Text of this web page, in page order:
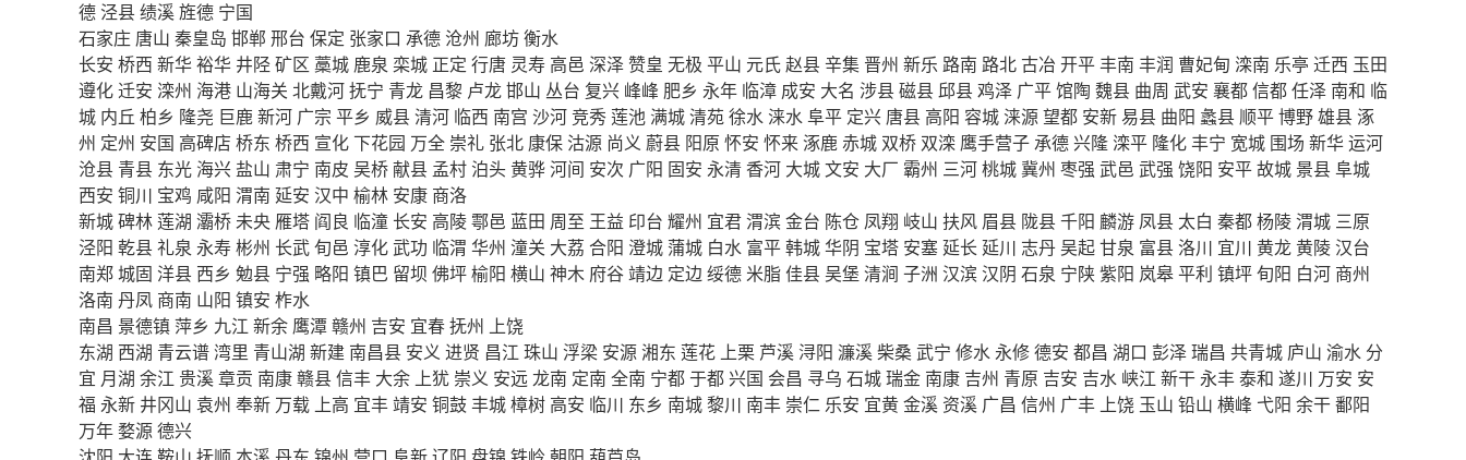
德 泾县绩溪旌德 宁国
石家庄 唐山 秦皇岛 邯郸 邢台 保定 张家口 承德 沧州 廊坊衡水
长安 桥西 新华裕华 井陉矿区 藁城 鹿泉 栾城 正定 行唐 灵寿 高邑 深泽 赞皇 无极 平山 元氏赵县辛集 晋州 新乐 路南 路北古冶 开平丰南 丰润 曹妃甸 滦南 乐亭 迁西 玉田
遵化迁安 滦州 海港 山海关 北戴河抚宁 青龙 昌黎 卢龙邯山 丛台 复兴 峰峰 肥乡 永年 临漳 成安 大名 涉县磁县邱县鸡泽 广平馆陶 魏县 曲周 武安 襄都信都任泽 南和 临
城 内丘 柏乡 隆尧 巨鹿新河 广宗 平乡 威县清河 临西 南宫 沙河竞秀莲池 满城清苑徐水 涞水阜平 定兴 唐县 高阳 容城 涞源望都 安新易县 曲阳 蠡县 顺平博野雄县涿
州 定州 安国 高碑店 桥东 桥西 宣化下花园 万全 崇礼 张北 康保 沽源 尚义 蔚县 阳原 怀安 怀来涿鹿赤城 双桥 双滦 鹰手营子承德兴隆 滦平 隆化丰宁 宽城 围场 新华运河
沧县 青县 东光 海兴 盐山 肃宁 南皮 吴桥献县 孟村 泊头黄骅河间 安次 广阳 固安 永清 香河 大城文安 大厂 霸州 三河桃城冀州 枣强 武邑 武强 饶阳 安平故城 景县阜城
西安 铜川 宝鸡 咸阳 渭南 延安 汉中 榆林 安康 商洛
新城碑林莲湖 灞桥未央 雁塔 阎良 临潼 长安 高陵鄠邑 蓝田 周至 王益 印台 耀州 宜君渭滨金台 陈仓 凤翔 岐山 扶风 眉县 陇县千阳 麟游 凤县 太白 秦都杨陵渭城 三原
泾阳 乾县礼泉 永寿彬州 长武旬邑 淳化武功 临渭 华州 潼关 大荔 合阳 澄城蒲城 白水 富平韩城华阴 宝塔 安塞延长 延川 志丹吴起甘泉 富县洛川 宜川 黄龙黄陵汉台
南郑城固 洋县 西乡 勉县 宁强 略阳 镇巴 留坝 佛坪榆阳 横山 神木 府谷靖边 定边绥德 米脂佳县吴堡 清涧 子洲 汉滨汉阴 石泉 宁陕紫阳 岚皋平利 镇坪旬阳 白河 商州
洛南 丹凤 商南 山阳 镇安 柞水
南昌 景德镇萍乡 九江 新余 鹰潭赣州 吉安 宜春抚州 上饶
东湖 西湖 青云谱湾里 青山湖 新建 南昌县 安义 进贤 昌江 珠山 浮梁 安源湘东 莲花 上栗 芦溪 浔阳 濂溪柴桑武宁 修水 永修德安 都昌 湖口 彭泽瑞昌 共青城 庐山 渝水 分
宜 月湖 余江 贵溪章贡 南康赣县信丰 大余 上犹 崇义 安远 龙南 定南 全南 宁都于都兴国 会昌 寻乌 石城瑞金 南康 吉州 青原 吉安 吉水 峡江 新干 永丰泰和 遂川 万安 安
福 永新 井冈山 袁州 奉新 万载 上高 宜丰靖安 铜鼓丰城樟树 高安 临川 东乡 南城黎川 南丰 崇仁 乐安 宜黄金溪 资溪 广昌 信州 广丰 上饶 玉山 铅山 横峰 弋阳 余干鄱阳
万年婺源德兴